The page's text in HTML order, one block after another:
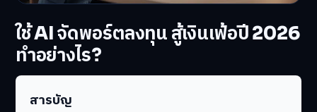
ใช้ AI จัดพอร์ตลงทุน สู้เงินเฟ้อปี 2026
ทำอย่างไร?
สารบัญ